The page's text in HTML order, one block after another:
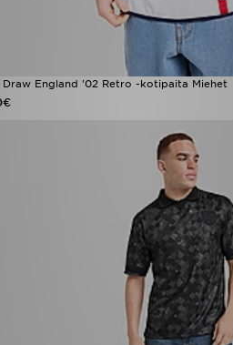
Draw England '02 Retro -kotipaita Miehet